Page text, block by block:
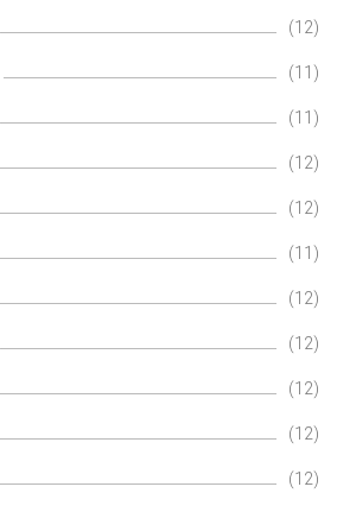
(12)
(11)
(11)
(12)
(12)
(11)
(12)
(12)
(12)
(12)
(12)